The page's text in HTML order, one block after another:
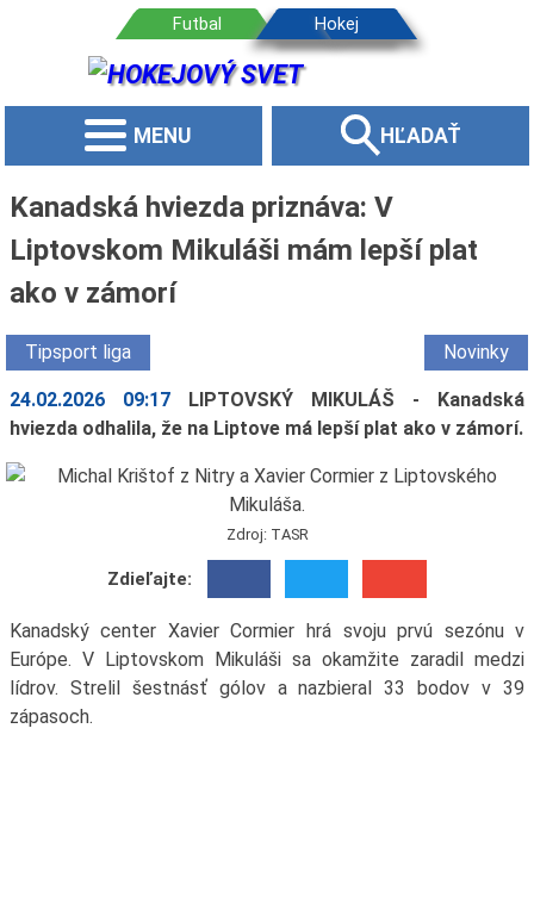
MENU HĽADAŤ
Kanadská hviezda priznáva: V
Liptovskom Mikuláši mám lepší plat
ako v zámorí
Tipsport liga Novinky
24.02.2026 09:17
LIPTOVSKÝ MIKULÁŠ - Kanadská
hviezda odhalila, že na Liptove má lepší plat ako v zámorí.
Zdroj: TASR
Zdieľajte:
Kanadský center Xavier Cormier hrá svoju prvú sezónu v
Európe. V Liptovskom Mikuláši sa okamžite zaradil medzi
lídrov. Strelil šestnásť gólov a nazbieral 33 bodov v 39
zápasoch.